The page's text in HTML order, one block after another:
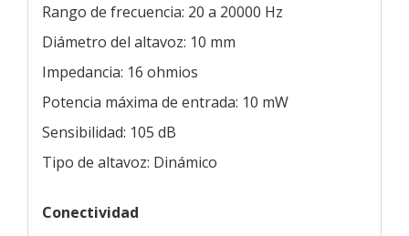
Rango de frecuencia: 20 a 20000 Hz
Diámetro del altavoz: 10 mm
Impedancia: 16 ohmios
Potencia máxima de entrada: 10 mW
Sensibilidad: 105 dB
Tipo de altavoz: Dinámico
Conectividad